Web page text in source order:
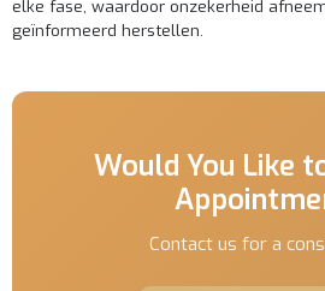
elke fase, waardoor onzekerheid
geïnformeerd herstellen.
Would You Like
Contact us for a